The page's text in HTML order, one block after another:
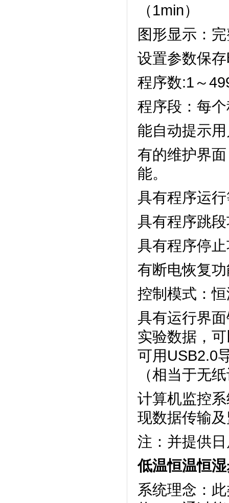
（1min）
图形显示：
设置参数保存
程序数:1～499
程序段：每个
能自动提示用户
有的维护界面
能。
具有程序运行
具有程序跳段
具有程序停止功
有断电恢复功能
控制模式：恒
具有运行界面
实验数据，
可用USB2.0
（相当于无
计算机监控系
现数据传输及
注：并提供
低温恒温恒
系统理念